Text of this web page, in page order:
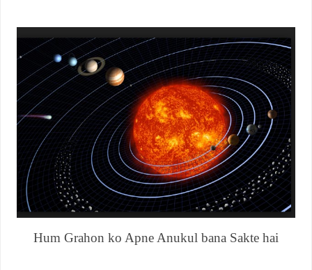
Hum Grahon ko Apne Anukul bana Sakte hai